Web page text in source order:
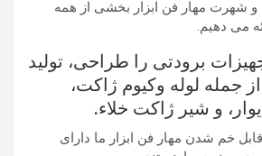
و شهرت مهار فن ابزار بخشی از همه
می دهیم.
برودتی را طراحی، تولید
جمله لوله وکیوم ژاکت،
و شیر ژاکت خلاء.
خم شدن مهار فن ابزار ما دارای